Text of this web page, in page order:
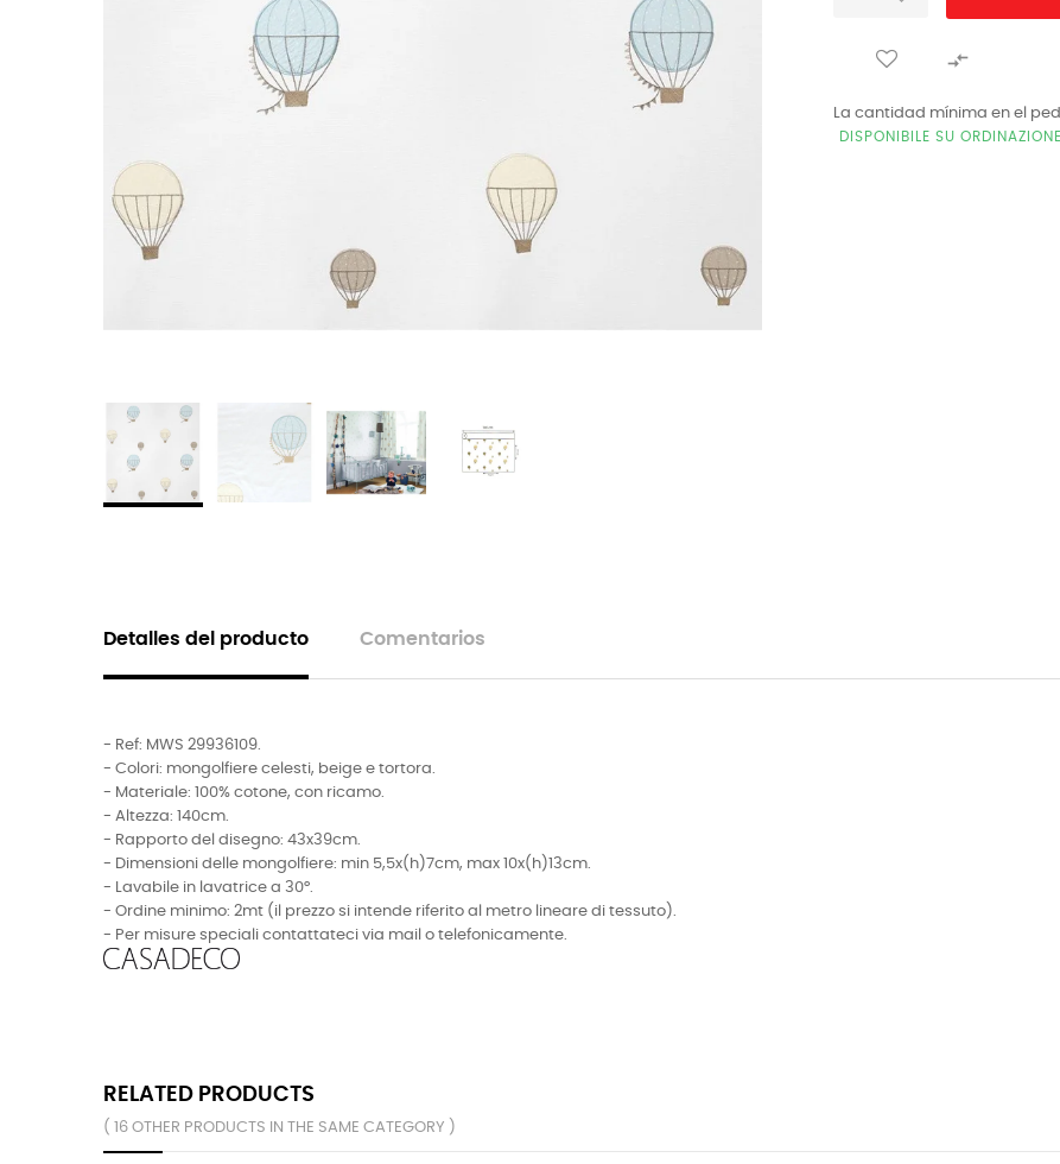

La cantidad mínima en el
DISPONIBILE SU
Detalles del producto Comentarios
- Ref: MWS 29936109.
- Colori: mongolfiere celesti, beige e tortora.
- Materiale: 100% cotone, con ricamo.
- Altezza: 140cm.
- Rapporto del disegno: 43x39cm.
- Dimensioni delle mongolfiere: min 5,5x(h)7cm, max 10x(h)13cm.
- Lavabile in lavatrice a 30°.
- Ordine minimo: 2mt (il prezzo si intende riferito al metro lineare di tessuto).
- Per misure speciali contattateci via mail o telefonicamente.
RELATED PRODUCTS
( 16 OTHER PRODUCTS IN THE SAME CATEGORY )